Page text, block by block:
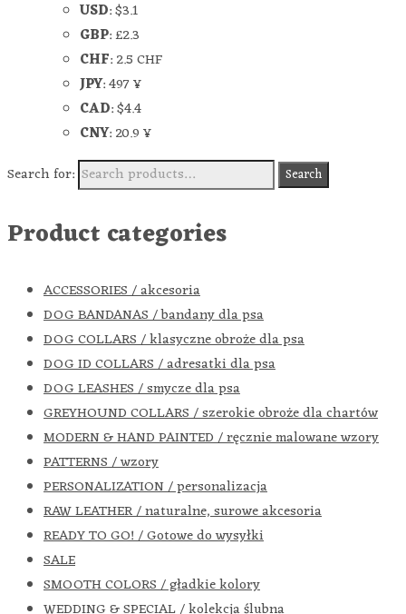
USD:$3.1
GBP:£2.3
CHF:2.5 CHF
JPY:497 ¥
CAD:$4.4
CNY:20.9 ¥
Search for:
Search
Product categories
ACCESSORIES / akcesoria
DOG BANDANAS / bandany dla psa
DOG COLLARS / klasyczne obroże dla psa
DOG ID COLLARS / adresatki dla psa
DOG LEASHES / smycze dla psa
GREYHOUND COLLARS / szerokie obroże dla chartów
MODERN & HAND PAINTED / ręcznie malowane wzory
PATTERNS / wzory
PERSONALIZATION / personalizacja
RAW LEATHER / naturalne, surowe akcesoria
READY TO GO! / Gotowe do wysyłki
SALE
SMOOTH COLORS / gładkie kolory